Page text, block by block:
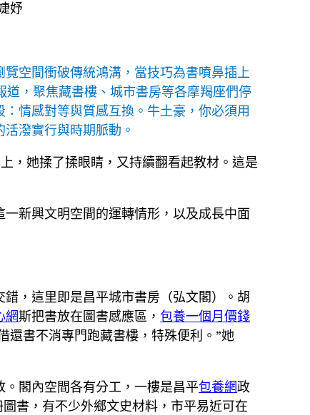
妤
空間衝破傳統鴻溝，當技巧為書噴鼻插上
道，聚焦藏書樓、城市書房等各摩羯座們停
情感對等與質感互換。牛土豪，你必須用
潑實行與時期脈動。
，她揉了揉眼睛，又持續翻看起教材。這是
新興文明空間的運轉情形，以及成長中面
，這里即是昌平城市書房（弘文閣）。胡
網斯把書放在圖書感應區，包養一個月價錢
還書不消專門跑藏書樓，特殊便利。”她
閣內空間各有分工，一樓是昌平包養網政
書，有不少外鄉文史材料，市平易近可在